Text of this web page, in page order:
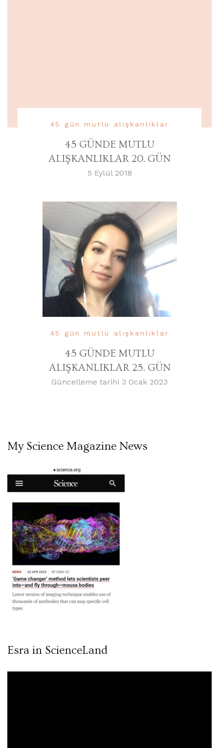
45 gün mutlu alışkanlıklar
45 GÜNDE MUTLU
ALIŞKANLIKLAR 20. GÜN
5 Eylül 2018
45 gün mutlu alışkanlıklar
45 GÜNDE MUTLU
ALIŞKANLIKLAR 25. GÜN
Güncelleme tarihi 3 Ocak 2023
My Science Magazine News
Esra in ScienceLand